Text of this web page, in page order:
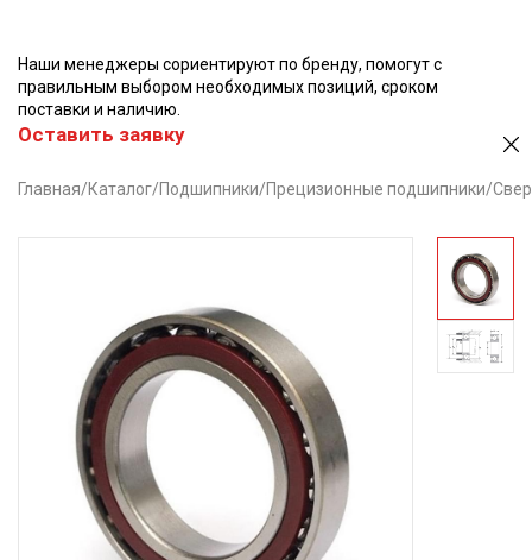
Наши менеджеры сориентируют по бренду, помогут с
правильным выбором необходимых позиций, сроком
поставки и наличию.
Оставить заявку
Главная/Каталог/Подшипники/Прецизионные подшипники/